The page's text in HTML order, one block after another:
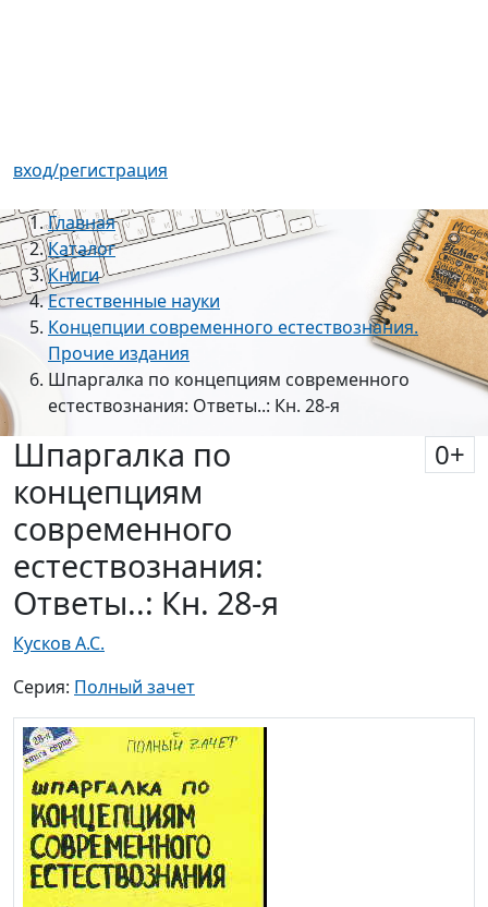
вход/регистрация
Главная
Каталог
Книги
Естественные науки
Концепции современного естествознания.
Прочие издания
Шпаргалка по концепциям современного
естествознания: Ответы..: Кн. 28-я
Шпаргалка по
концепциям
современного
естествознания:
Ответы..: Кн. 28-я
0+
Кусков А.С.
Серия: Полный зачет